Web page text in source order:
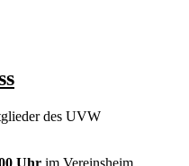
des UVW
Uhr im Vereinsheim